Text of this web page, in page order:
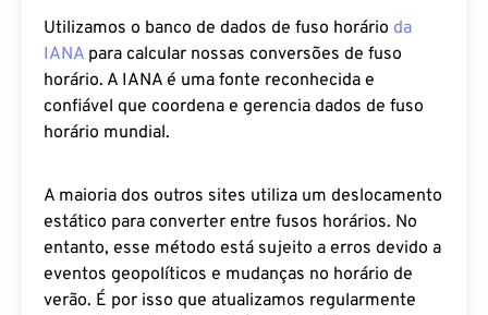
Utilizamos o banco de dados de fuso horário da
IANA para calcular nossas conversões de fuso
horário. A IANA é uma fonte reconhecida e
confiável que coordena e gerencia dados de fuso
horário mundial.
A maioria dos outros sites utiliza um deslocamento
estático para converter entre fusos horários. No
entanto, esse método está sujeito a erros devido a
eventos geopolíticos e mudanças no horário de
verão. É por isso que atualizamos regularmente